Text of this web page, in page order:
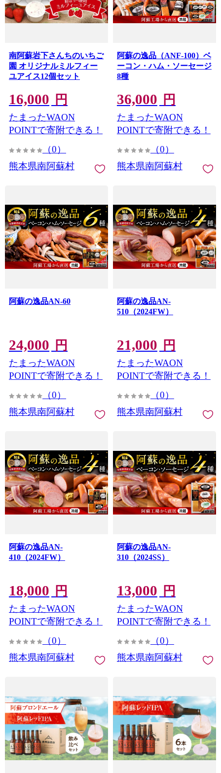
南阿蘇岩下さんちのいちご
園 オリジナルミルフィー
ユアイス12個セット
16,000 円
たまったWAON
POINTで寄附できる！
（0）
熊本県南阿蘇村
阿蘇の逸品（ANF-100）ベ
ーコン・ハム・ソーセージ
8種
36,000 円
たまったWAON
POINTで寄附できる！
（0）
熊本県南阿蘇村
阿蘇の逸品AN-60
24,000 円
たまったWAON
POINTで寄附できる！
（0）
熊本県南阿蘇村
阿蘇の逸品AN-
510（2024FW）
21,000 円
たまったWAON
POINTで寄附できる！
（0）
熊本県南阿蘇村
阿蘇の逸品AN-
410（2024FW）
18,000 円
たまったWAON
POINTで寄附できる！
（0）
熊本県南阿蘇村
阿蘇の逸品AN-
310（2024SS）
13,000 円
たまったWAON
POINTで寄附できる！
（0）
熊本県南阿蘇村